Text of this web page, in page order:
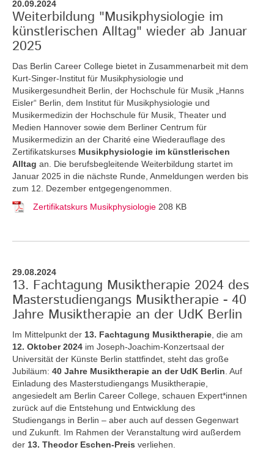
20.09.2024
Weiterbildung "Musikphysiologie im
künstlerischen Alltag" wieder ab Januar
2025
Das Berlin Career College bietet in Zusammenarbeit mit dem
Kurt-Singer-Institut für Musikphysiologie und
Musikergesundheit Berlin, der Hochschule für Musik „Hanns
Eisler“ Berlin, dem Institut für Musikphysiologie und
Musikermedizin der Hochschule für Musik, Theater und
Medien Hannover sowie dem Berliner Centrum für
Musikermedizin an der Charité eine Wiederauflage des
Zertifikatskurses Musikphysiologie im künstlerischen
Alltag an.
Die berufsbegleitende Weiterbildung startet im
Januar 2025 in die nächste Runde, Anmeldungen werden bis
zum 12. Dezember entgegengenommen.
Zertifikatskurs Musikphysiologie 208 KB
29.08.2024
13. Fachtagung Musiktherapie 2024 des
Masterstudiengangs Musiktherapie - 40
Jahre Musiktherapie an der UdK Berlin
Im Mittelpunkt der 13. Fachtagung Musiktherapie , die am
12. Oktober 2024 im Joseph-Joachim-Konzertsaal der
Universität der Künste Berlin stattfindet, steht das große
Jubiläum: 40 Jahre Musiktherapie an der UdK Berlin . Auf
Einladung des Masterstudiengangs Musiktherapie,
angesiedelt am Berlin Career College, schauen Expert*innen
zurück auf die Entstehung und Entwicklung des
Studiengangs in Berlin – aber auch auf dessen Gegenwart
und Zukunft. Im Rahmen der Veranstaltung wird außerdem
der 13. Theodor Eschen-Preis verliehen.